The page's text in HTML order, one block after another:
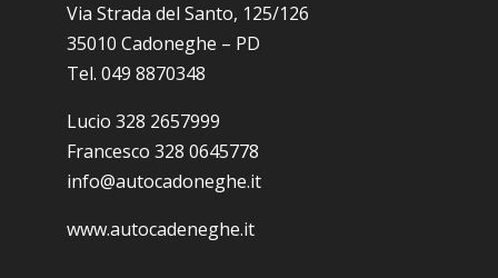
Via Strada del Santo, 125/126
35010 Cadoneghe – PD
Tel. 049 8870348
Lucio 328 2657999
Francesco 328 0645778
info@autocadoneghe.it
www.autocadeneghe.it